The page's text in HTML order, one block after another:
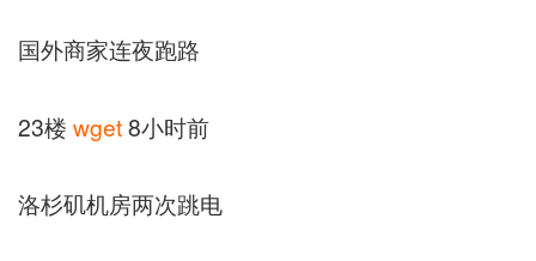
国外商家连夜跑路
23楼 wget8小时前
洛杉矶机房两次跳电